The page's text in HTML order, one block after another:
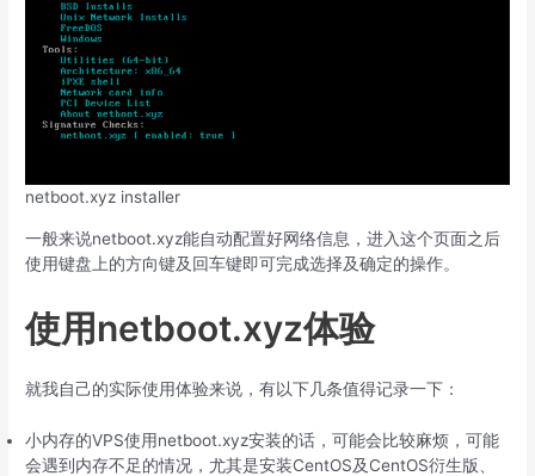
netboot.xyz installer
一般来说netboot.xyz能自动配置好网络信息，进入这个页面之后
使用键盘上的方向键及回车键即可完成选择及确定的操作。
使用netboot.xyz体验
就我自己的实际使用体验来说，有以下几条值得记录一下：
小内存的VPS使用netboot.xyz安装的话，可能会比较麻烦，可能
会遇到内存不足的情况，尤其是安装CentOS及CentOS衍生版、